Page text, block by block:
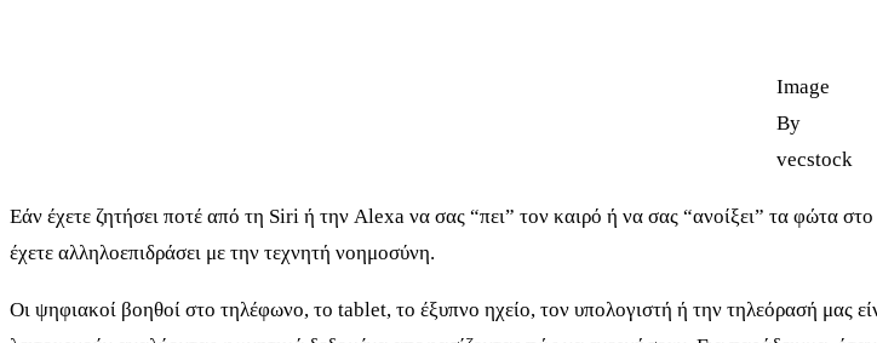
Image
By
vecstock
Εάν έχετε ζητήσει ποτέ από τη Siri ή την Alexa να σας “πει” τον καιρό ή να σας “ανοίξει” τα φώτα
έχετε αλληλοεπιδράσει με την τεχνητή νοημοσύνη.
Οι ψηφιακοί βοηθοί στο τηλέφωνο, το tablet, το έξυπνο ηχείο, τον υπολογιστή ή την τηλεόρασή μας